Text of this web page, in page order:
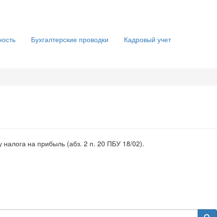
Бухгалтерские проводки Кадровый учет
налога на прибыль (абз. 2 п. 20 ПБУ 18/02).